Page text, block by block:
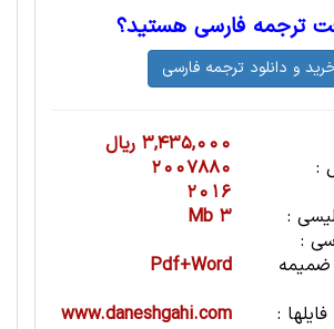
ترجمه فارسی هستید؟
3,435,000 ریال
:
2007880
2016
:
3 Mb
:
ضمیمه
Pdf+Word
:
www.daneshgahi.com